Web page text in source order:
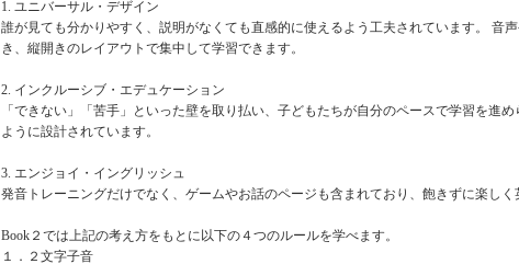
1. ユニバーサル・デザイン
誰が見ても分かりやすく、説明がなくても直感的に使えるよう工夫されています。 音
き、縦開きのレイアウトで集中して学習できます。
2. インクルーシブ・エデュケーション
「できない」「苦手」といった壁を取り払い、子どもたちが自分のペースで学習を進
ように設計されています。
3. エンジョイ・イングリッシュ
発音トレーニングだけでなく、ゲームやお話のページも含まれており、飽きずに楽しく
Book２では上記の考え方をもとに以下の４つのルールを学べます。
１．２文字子音